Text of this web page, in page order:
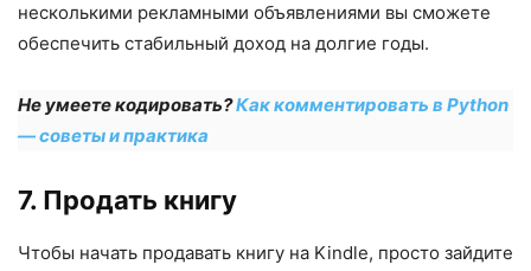
несколькими рекламными объявлениями вы сможете
обеспечить стабильный доход на долгие годы.
Не умеете кодировать?Как комментировать в Python
— советы и практика
7. Продать книгу
Чтобы начать продавать книгу на Kindle, просто зайдите